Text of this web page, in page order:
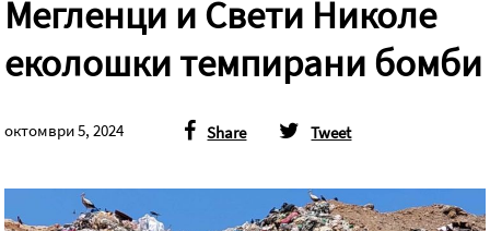
Мегленци и Свети Николе
еколошки темпирани бомби
октомври 5, 2024 Share Tweet